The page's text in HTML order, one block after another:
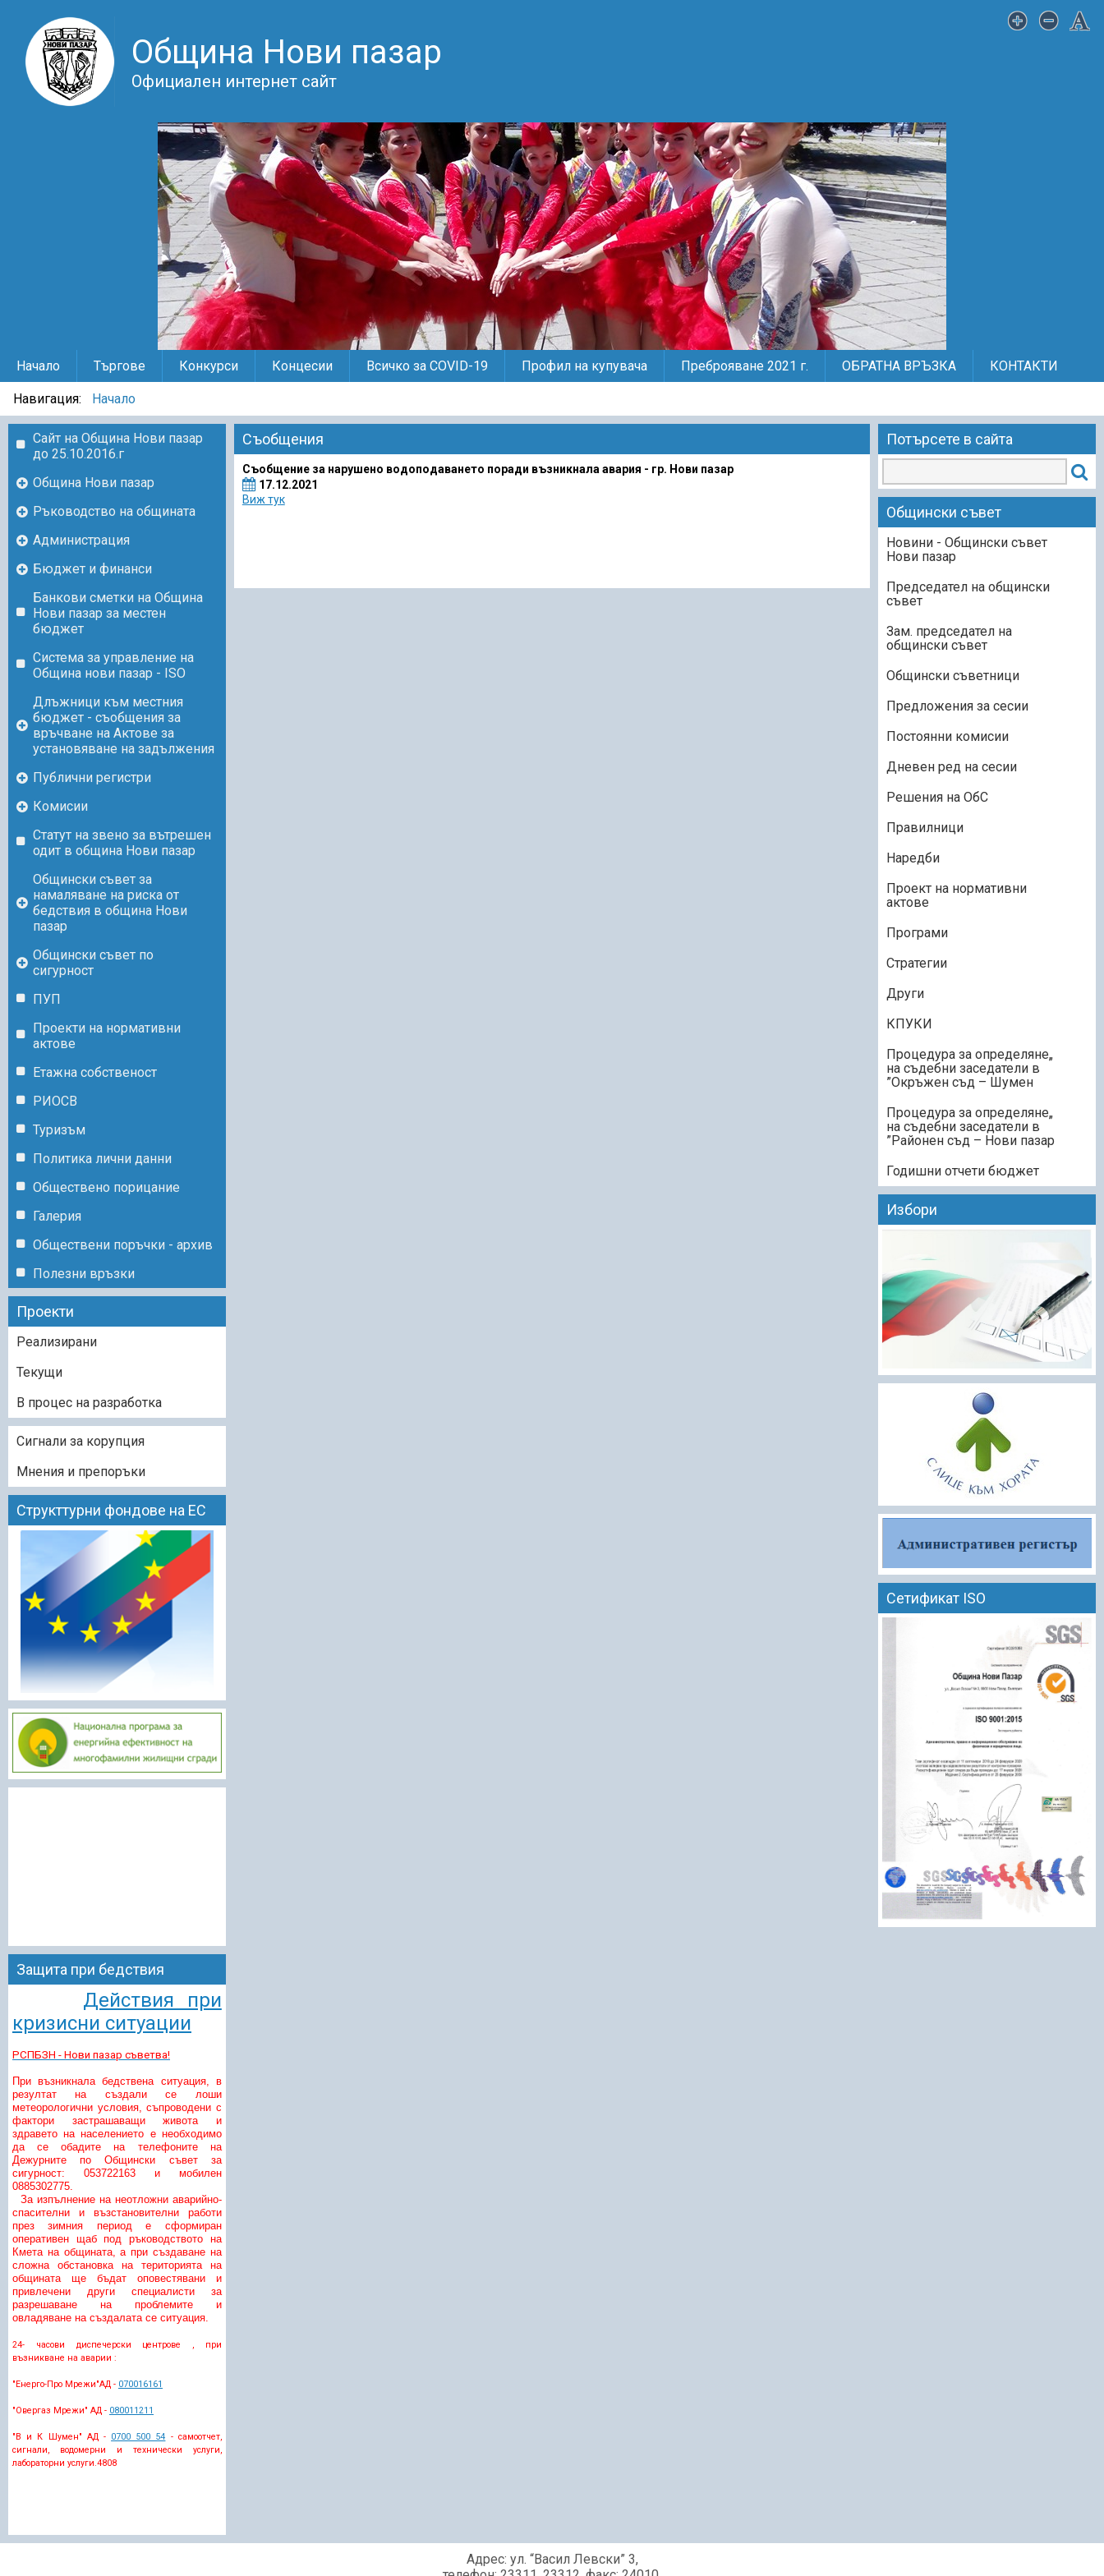
Община Нови пазар
Официален интернет сайт
Начало Търгове Конкурси Концесии Всичко за COVID-19 Профил на купувача Преброяване 2021 г. ОБРАТНА ВРЪЗКА КОНТАКТИ
Навигация: Начало
Сайт на Община Нови пазар
до 25.10.2016.г
Община Нови пазар
Ръководство на общината
Администрация
Бюджет и финанси
Банкови сметки на Община
Нови пазар за местен
бюджет
Система за управление на
Община нови пазар - ISO
Длъжници към местния
бюджет - съобщения за
връчване на Актове за
установяване на задължения
Публични регистри
Комисии
Статут на звено за вътрешен
одит в община Нови пазар
Общински съвет за
намаляване на риска от
бедствия в община Нови
пазар
Общински съвет по
сигурност
ПУП
Проекти на нормативни
актове
Етажна собственост
РИОСВ
Туризъм
Политика лични данни
Обществено порицание
Галерия
Обществени поръчки - архив
Полезни връзки
Проекти
Реализирани
Текущи
В процес на разработка
Сигнали за корупция
Мнения и препоръки
Структтурни фондове на ЕС
Защита при бедствия
Действия при
кризисни ситуации
РСПБЗН - Нови пазар съветва!
При възникнала бедствена ситуация, в
резултат на създали се лоши
метеорологични условия, съпроводени с
фактори застрашаващи живота и
здравето на населението е необходимо
да се обадите на телефоните на
Дежурните по Общински съвет за
сигурност: 053722163 и мобилен
0885302775.
За изпълнение на неотложни аварийно-
спасителни и възстановителни работи
през зимния период е сформиран
оперативен щаб под ръководството на
Кмета на общината, а при създаване на
сложна обстановка на територията на
общината ще бъдат оповестявани и
привлечени други специалисти за
разрешаване на проблемите и
овладяване на създалата се ситуация.
24- часови диспечерски центрове , при
възникване на аварии :
"Енерго-Про Мрежи"АД - 070016161
"Овергаз Мрежи" АД - 080011211
"В и К Шумен" АД - 0700 500 54 - самоотчет,
сигнали, водомерни и технически услуги,
лабораторни услуги. 4808
Съобщения
Съобщение за нарушено водоподаването поради възникнала авария - гр. Нови пазар
17.12.2021
Виж тук
Потърсете в сайта
Общински съвет
Новини - Общински съвет
Нови пазар
Председател на общински
съвет
Зам. председател на
общински съвет
Общински съветници
Предложения за сесии
Постоянни комисии
Дневен ред на сесии
Решения на ОбС
Правилници
Наредби
Проект на нормативни
актове
Програми
Стратегии
Други
КПУКИ
„Процедура за определяне
на съдебни заседатели в
Окръжен съд – Шумен”
„Процедура за определяне
на съдебни заседатели в
Районен съд – Нови пазар”
Годишни отчети бюджет
Избори
Сетификат ISO
Адрес: ул. “Васил Левски” 3,